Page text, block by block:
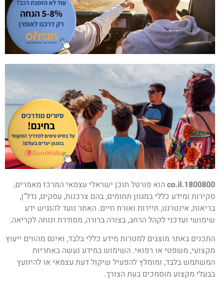
1800800.co.il
הוא פורטל תוכן ישראלי עצמאי המרכז מאמרים,
סקירות ומידע כללי במגוון תחומים, בהם צרכנות, עסקים, נדל"ן,
בריאות, אינטרנט, תיירות ואורח חיים. האתר נועד להנגיש ידע
שימושי ועדכני לקהל הרחב, בצורה ברורה, מסודרת ונוחה לקריאה.
התכנים באתר מוצגים למטרות מידע כללי בלבד, ואינם מהווים ייעוץ
מקצועי, משפטי או רפואי. השימוש במידע נעשה באחריות
המשתמש בלבד, ומומלץ להפעיל שיקול דעת עצמאי או להיוועץ
בבעלי מקצוע מוסמכים בעת הצורך.